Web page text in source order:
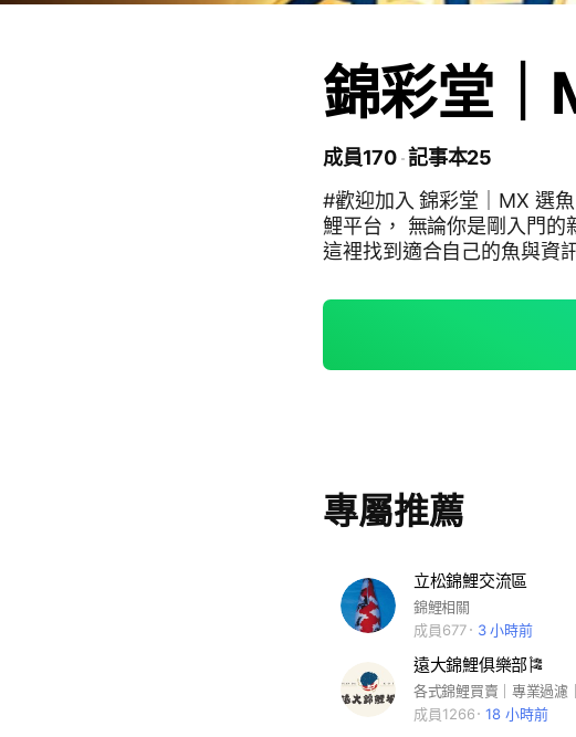
錦彩堂｜
成員170 記事本25
#歡迎加入 錦彩堂｜MX 選魚 🏮🐟 這裡是一個結合【交流
鯉平台， 無論你是剛入門的
這裡找到適合自己的魚與資訊。 🔸 錦彩堂：提供入門至進階錦鯉
事： 1️⃣ 魚隻品質與來源說明 2️⃣ 友善交流、不亂喊價 3️⃣ 長期經營、信任
第一 歡迎多看、多問、
專屬推薦
立松錦鯉交流區
錦鯉相關
成員677
3 小時前
遠大錦鯉俱樂部🎏
成員1266
18 小時前